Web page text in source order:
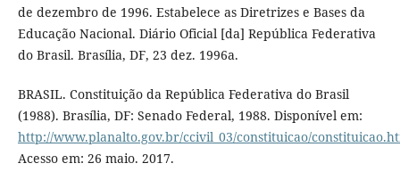
de dezembro de 1996. Estabelece as Diretrizes e Bases da
Educação Nacional. Diário Oficial [da] República Federativa
do Brasil. Brasília, DF, 23 dez. 1996a.
BRASIL. Constituição da República Federativa do Brasil
(1988). Brasília, DF: Senado Federal, 1988. Disponível em:
http://www.planalto.gov.br/ccivil_03/constituicao/
Acesso em: 26 maio. 2017.